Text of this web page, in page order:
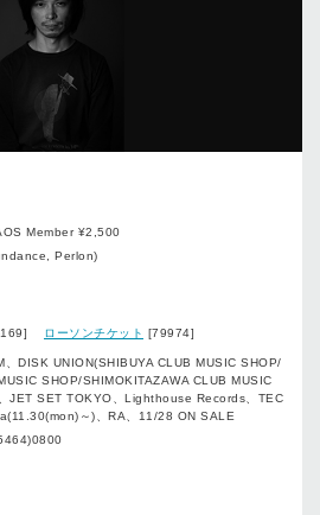
Member ¥2,500
Perlon)
169] ローソンチケット [79974]
、DISK UNION(SHIBUYA CLUB MUSIC SHOP/
SHOP/SHIMOKITAZAWA CLUB MUSIC
JET SET TOKYO、Lighthouse Records、TEC
～)、RA、11/28 ON SALE